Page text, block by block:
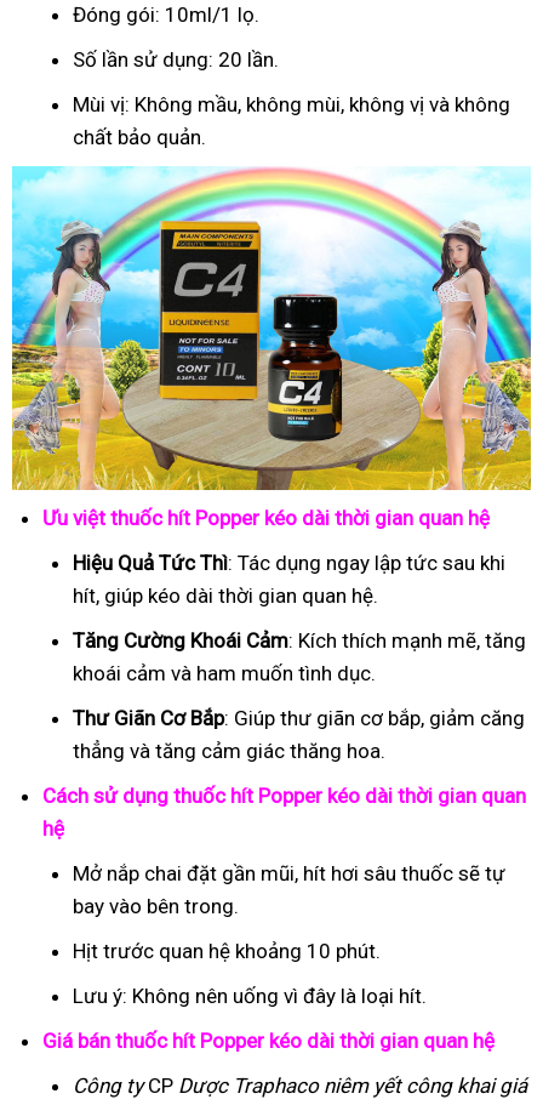
Đóng gói: 10ml/1 lọ.
Số lần sử dụng: 20 lần.
Mùi vị: Không mầu, không mùi, không vị và không
chất bảo quản.
Ưu việt thuốc hít Popper kéo dài thời gian quan hệ
Hiệu Quả Tức Thì: Tác dụng ngay lập tức sau khi
hít, giúp kéo dài thời gian quan hệ.
Tăng Cường Khoái Cảm: Kích thích mạnh mẽ, tăng
khoái cảm và ham muốn tình dục.
Thư Giãn Cơ Bắp: Giúp thư giãn cơ bắp, giảm căng
thẳng và tăng cảm giác thăng hoa.
Cách sử dụng thuốc hít Popper kéo dài thời gian quan
hệ
Mở nắp chai đặt gần mũi, hít hơi sâu thuốc sẽ tự
bay vào bên trong.
Hịt trước quan hệ khoảng 10 phút.
Lưu ý: Không nên uống vì đây là loại hít.
Giá bán thuốc hít Popper kéo dài thời gian quan hệ
Công tyCP Dược Traphaconiêm yết công khai giá